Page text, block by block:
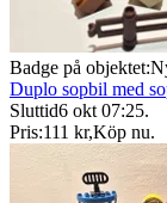
Badge på objektet:
Duplo sopbil med
Sluttid6 okt 07:25.
Pris:111 kr,Köp nu.